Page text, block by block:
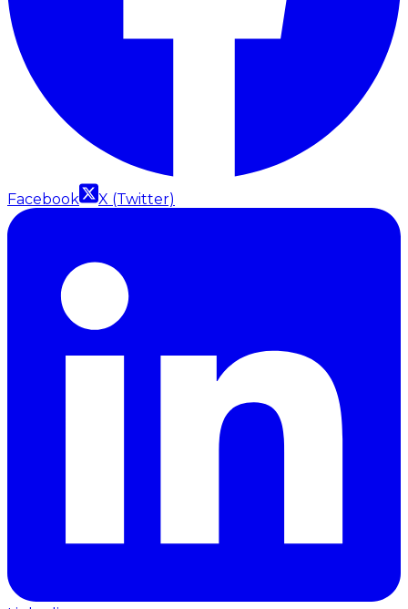
Facebook X (Twitter)